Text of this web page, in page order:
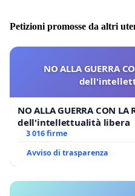
Petizioni promosse da altri
NO ALLA GUERRA
NO ALLA GUERRA CON LA
dell'intellettualità libera
3 016 firme
Avviso di trasparenza